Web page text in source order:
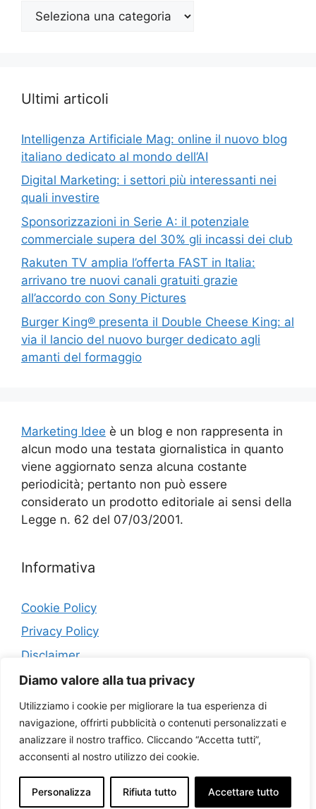
Diamo valore alla tua privacy
Utilizziamo i cookie per migliorare la tua esperienza di
navigazione, offrirti pubblicità o contenuti personalizzati e
analizzare il nostro traffico. Cliccando “Accetta tutti”,
acconsenti al nostro utilizzo dei cookie.
Personalizza Rifiuta tutto Accettare tutto
Argomenti
Top
Ultimi articoli
Intelligenza Artificiale Mag: online il nuovo blog
italiano dedicato al mondo dell’AI
Digital Marketing: i settori più interessanti nei
quali investire
Sponsorizzazioni in Serie A: il potenziale
commerciale supera del 30% gli incassi dei club
Rakuten TV amplia l’offerta FAST in Italia:
arrivano tre nuovi canali gratuiti grazie
all’accordo con Sony Pictures
Burger King® presenta il Double Cheese King: al
via il lancio del nuovo burger dedicato agli
amanti del formaggio
Marketing Idee è un blog e non rappresenta in
alcun modo una testata giornalistica in quanto
viene aggiornato senza alcuna costante
periodicità; pertanto non può essere
considerato un prodotto editoriale ai sensi della
Legge n. 62 del 07/03/2001.
Informativa
Cookie Policy
Privacy Policy
Disclaimer
Contatti
Collaborazioni
Sitemap
© 2026 Marketing Idee• Creato con GeneratePress